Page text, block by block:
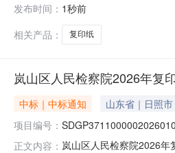
组成员：无八、项目联系
发布时间： 1秒前
相关产品：
复印纸
岚山区人民检察院2026年复
中标｜中标通知 山东省｜日照
项目编号：
正文内容： 岚山区人民检察院2026